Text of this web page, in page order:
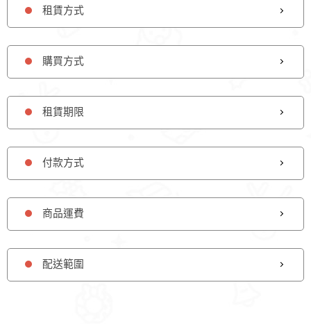
租賃方式
購買方式
租賃期限
付款方式
商品運費
配送範圍